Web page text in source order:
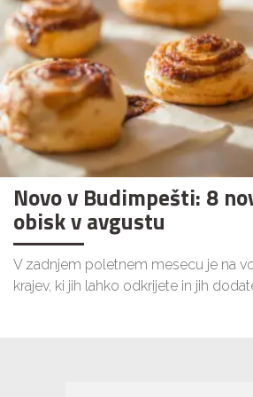
Novo v Budimpešti: 8
obisk v avgustu
V zadnjem poletnem mesecu je na
krajev, ki jih lahko odkrijete in jih